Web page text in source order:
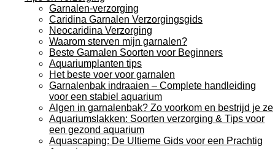
Garnalen-verzorging
Caridina Garnalen Verzorgingsgids
Neocaridina Verzorging
Waarom sterven mijn garnalen?
Beste Garnalen Soorten voor Beginners
Aquariumplanten tips
Het beste voer voor garnalen
Garnalenbak indraaien – Complete handleiding
voor een stabiel aquarium
Algen in garnalenbak? Zo voorkom en bestrijd je ze
Aquariumslakken: Soorten verzorging & Tips voor
een gezond aquarium
Aquascaping: De Ultieme Gids voor een Prachtig